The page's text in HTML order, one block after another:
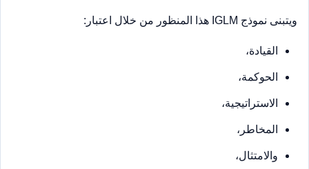
ويتبنى نموذج IGLM هذا المنظور من خلال اعتبار:
القيادة،
الحوكمة،
الاستراتيجية،
المخاطر،
والامتثال،